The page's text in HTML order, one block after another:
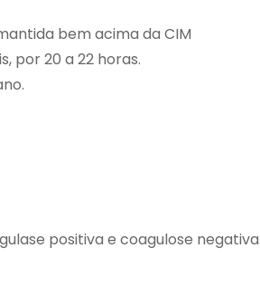
bem acima da CIM
por 20 a 22 horas.
positiva e coagulose negativa.